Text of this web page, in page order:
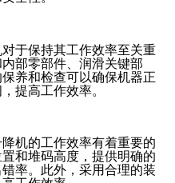
于保持其工作效率至关重
部零部件、润滑关键部
养和检查可以确保机器正
提高工作效率。
机的工作效率有着重要的
和堆码高度，提供明确的
率。此外，采用合理的装